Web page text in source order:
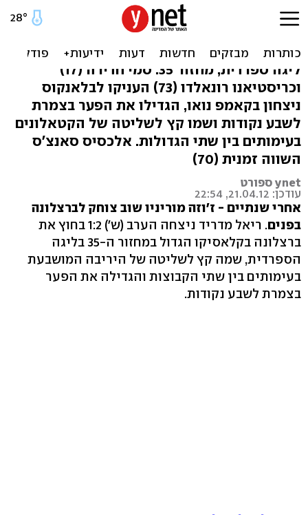
שבע בום: 1:2 לריאל מדריד
בקלאסיקו על ברצלונה
ליגה ספרדית, מחזור 35: סמי חדירה (17)
וכריסטיאנו רונאלדו (73) העניקו לבלאנקוס
ניצחון בקאמפ נואו, הגדילו את הפער בצמרת
לשבע נקודות ושמו קץ לשליטה של הקטאלונים
בעימותים בין שתי הגדולות. אלכסיס סאנצ'ס
השווה זמנית (70)
ynet ספורט
עודכן: 21.04.12, 22:54
אחרי שנתיים - ז'וזה מוריניו שוב צוחק לברצלונה
בפנים
. ריאל מדריד ניצחה הערב (ש') 1:2 בחוץ את
ברצלונה בקלאסיקו הגדול במחזור ה-35 בליגה
הספרדית, שמה קץ לשליטה של היריבה המושבעת
בעימותים בין שתי הקבוצות והגדילה את הפער
בצמרת לשבע נקודות.